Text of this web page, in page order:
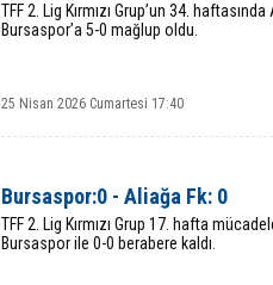
TFF 2. Lig Kırmızı Grup’un 34.
Bursaspor’a 5-0 mağlup oldu.
25 Nisan 2026 Cumartesi 17:40
Bursaspor:0 - Aliağa Fk: 0
TFF 2. Lig Kırmızı Grup 17. hafta
Bursaspor ile 0-0 berabere kaldı.